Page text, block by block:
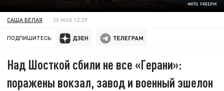
ФОТО: FREEPIK
САША БЕЛАЯ 30 МАЯ 12:29
ПОДПИШИТЕСЬ:
Над Шосткой сбили не все «Герани»:
поражены вокзал, завод и военный эшелон